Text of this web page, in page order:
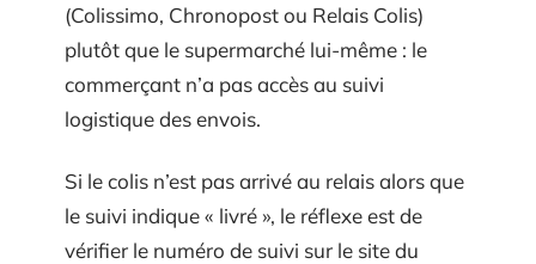
(Colissimo, Chronopost ou Relais Colis)
plutôt que le supermarché lui-même : le
commerçant n’a pas accès au suivi
logistique des envois.
Si le colis n’est pas arrivé au relais alors que
le suivi indique « livré », le réflexe est de
vérifier le numéro de suivi sur le site du